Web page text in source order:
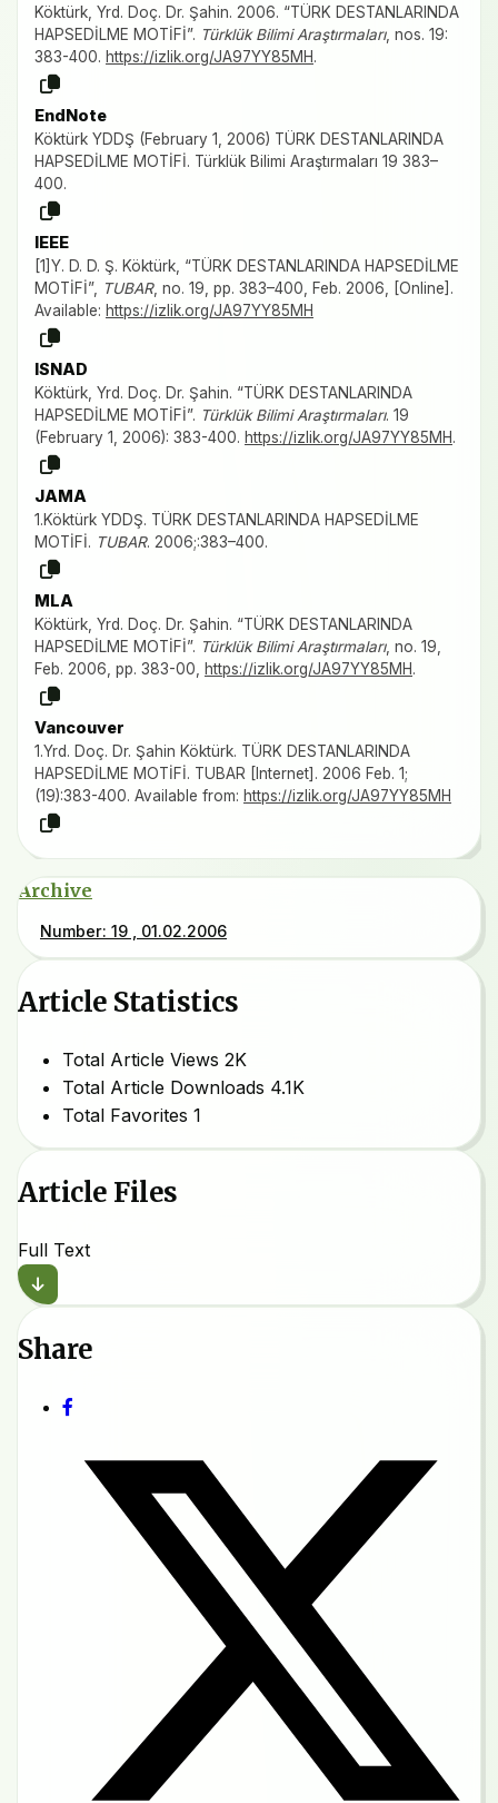
Köktürk, Yrd. Doç. Dr. Şahin. 2006. “TÜRK DESTANLARINDA
HAPSEDİLME MOTİFİ”. Türklük Bilimi Araştırmaları, nos. 19:
383-400. https://izlik.org/JA97YY85MH.
EndNote
Köktürk YDDŞ (February 1, 2006) TÜRK DESTANLARINDA
HAPSEDİLME MOTİFİ. Türklük Bilimi Araştırmaları 19 383–
400.
IEEE
[1]Y. D. D. Ş. Köktürk, “TÜRK DESTANLARINDA HAPSEDİLME
MOTİFİ”,
TUBAR, no. 19, pp. 383–400, Feb. 2006, [Online].
Available: https://izlik.org/JA97YY85MH
ISNAD
Köktürk, Yrd. Doç. Dr. Şahin. “TÜRK DESTANLARINDA
HAPSEDİLME MOTİFİ”. Türklük Bilimi Araştırmaları. 19
(February 1, 2006): 383-400. https://izlik.org/JA97YY85MH.
JAMA
1.Köktürk YDDŞ. TÜRK DESTANLARINDA HAPSEDİLME
MOTİFİ. TUBAR. 2006;:383–400.
MLA
Köktürk, Yrd. Doç. Dr. Şahin. “TÜRK DESTANLARINDA
HAPSEDİLME MOTİFİ”. Türklük Bilimi Araştırmaları, no. 19,
Feb. 2006, pp. 383-00,
https://izlik.org/JA97YY85MH.
Vancouver
1.Yrd. Doç. Dr. Şahin Köktürk. TÜRK DESTANLARINDA
HAPSEDİLME MOTİFİ. TUBAR [Internet]. 2006 Feb. 1;
(19):383-400. Available from: https://izlik.org/JA97YY85MH
Archive
Number: 19 , 01.02.2006
Article Statistics
Total Article Views 2K
Total Article Downloads 4.1K
Total Favorites 1
Article Files
Full Text
Share